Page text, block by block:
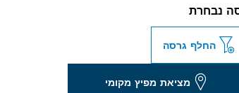
נבחרת
החלף גרסה
מציאת מפיץ מקומי